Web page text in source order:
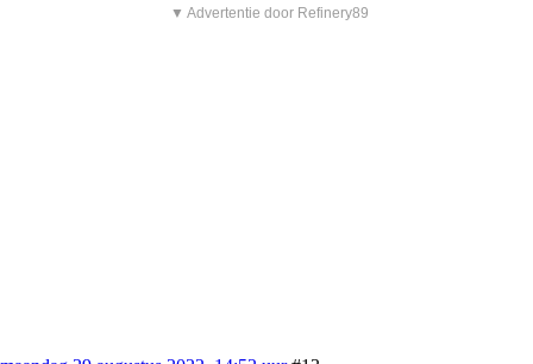
▼ Advertentie door Refinery89